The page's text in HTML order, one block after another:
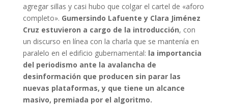
agregar sillas y casi hubo que colgar el cartel de «aforo
completo». Gumersindo Lafuente y Clara Jiménez
Cruz estuvieron a cargo de la introducción, con
un discurso en línea con la charla que se mantenía en
paralelo en el edificio gubernamental: la importancia
del periodismo ante la avalancha de
desinformación que producen sin parar las
nuevas plataformas, y que tiene un alcance
masivo, premiada por el algoritmo.